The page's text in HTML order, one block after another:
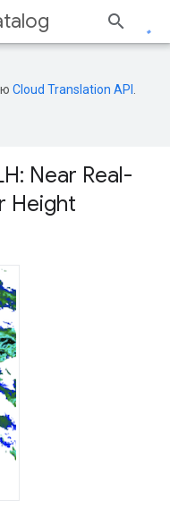
Cloud Translation API
Near Real-
Height